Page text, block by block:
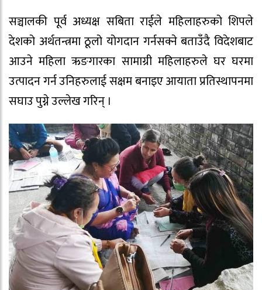
सञ्चालकी पूर्व अध्यक्ष सबिता राईले महिलाहरुको शिपले
देशको अर्थतन्त्रमा ठूलो योगदान गर्नसक्ने बताउँदै विदेशबाट
आउने महिला ऋङगारका सामाग्री महिलाहरुले घर घरमा
उत्पादन गर्न उनिहरुलाई सक्षम बनाइए आयाता प्रतिस्थापनमा
सघाउ पुग्ने उल्लेख गरिन् ।